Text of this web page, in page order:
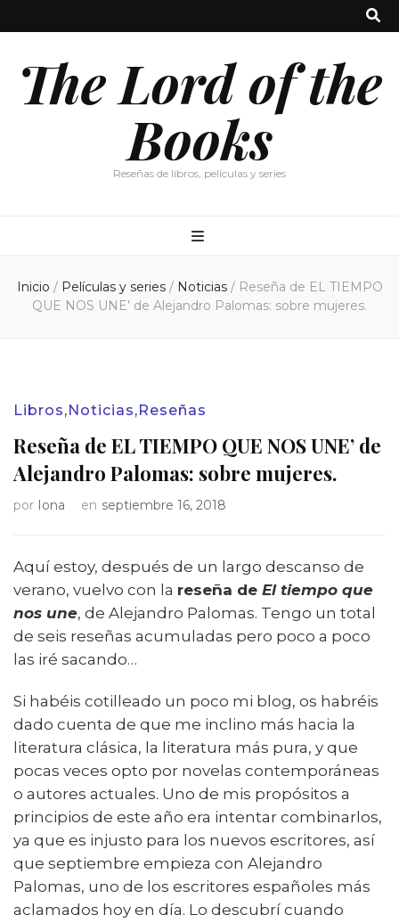
The Lord of the
Books
Reseñas de libros, películas y series
Inicio / Películas y series / Noticias / Reseña de EL TIEMPO
QUE NOS UNE’ de Alejandro Palomas: sobre mujeres.
Libros,Noticias,Reseñas
Reseña de EL TIEMPO QUE NOS UNE’ de
Alejandro Palomas: sobre mujeres.
por Iona en septiembre 16, 2018
Aquí estoy, después de un largo descanso de
verano, vuelvo con la reseña de El tiempo que
nos une, de Alejandro Palomas. Tengo un total
de seis reseñas acumuladas pero poco a poco
las iré sacando…
Si habéis cotilleado un poco mi blog, os habréis
dado cuenta de que me inclino más hacia la
literatura clásica, la literatura más pura, y que
pocas veces opto por novelas contemporáneas
o autores actuales. Uno de mis propósitos a
principios de este año era intentar combinarlos,
ya que es injusto para los nuevos escritores, así
que septiembre empieza con Alejandro
Palomas, uno de los escritores españoles más
aclamados hoy en día. Lo descubrí cuando